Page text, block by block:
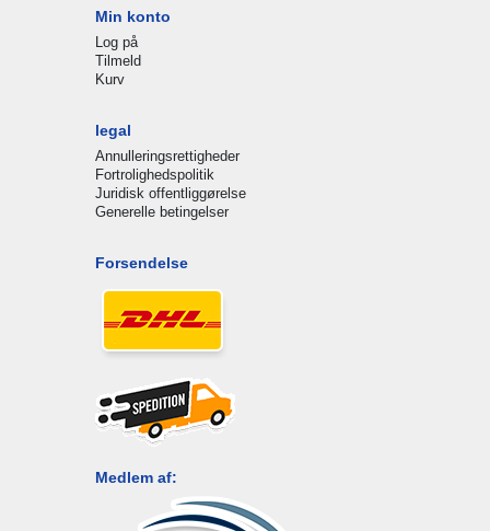
Min konto
Log på
Tilmeld
Kurv
legal
Annulleringsrettigheder
Fortrolighedspolitik
Juridisk offentliggørelse
Generelle betingelser
Forsendelse
Medlem af: